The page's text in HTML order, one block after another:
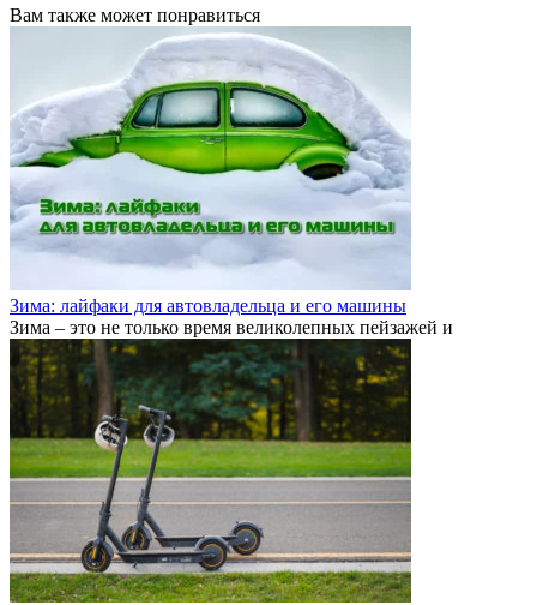
Вам также может понравиться
Зима: лайфаки для автовладельца и его машины
Зима – это не только время великолепных пейзажей и